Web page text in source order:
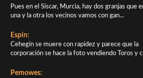
Pues en el Siscar, Murcia, hay dos granjas que
una y la otra los vecinos vamos con gan...
Espín:
Cehegín se muere con rapidez y parece que la
corporación se hace la foto vendiendo Toros y
Pemowes: